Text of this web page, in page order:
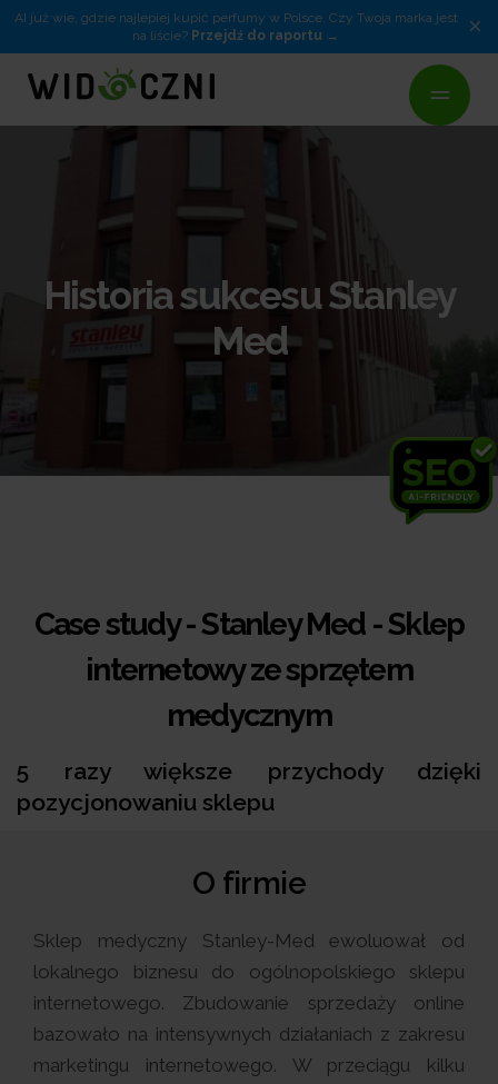
AI już wie, gdzie najlepiej kupić perfumy w Polsce. Czy Twoja marka jest
na liście? Przejdź do raportu ×
Historia sukcesu Stanley
Med
Case study - Stanley Med - Sklep
internetowy ze sprzętem
medycznym
5 razy większe przychody dzięki
pozycjonowaniu sklepu
O firmie
Sklep medyczny Stanley-Med ewoluował od
lokalnego biznesu do ogólnopolskiego sklepu
internetowego. Zbudowanie sprzedaży online
bazowało na intensywnych działaniach z zakresu
marketingu internetowego. W przeciągu kilku